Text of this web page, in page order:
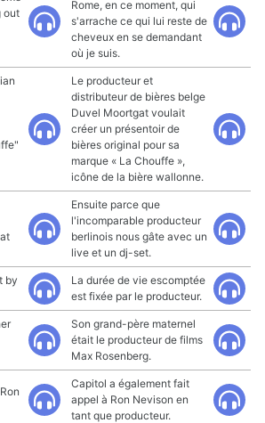
out
Rome, en ce moment, qui
s'arrache ce qui lui reste de
cheveux en se demandant
où je suis.
Le producteur et
distributeur de bières belge
Duvel Moortgat voulait
créer un présentoir de
bières original pour sa
marque « La Chouffe »,
icône de la bière wallonne.
Ensuite parce que
l'incomparable producteur
berlinois nous gâte avec un
live et un dj-set.
by
La durée de vie escomptée
est fixée par le producteur.
Son grand-père maternel
était le producteur de films
Max Rosenberg.
Capitol a également fait
appel à Ron Nevison en
tant que producteur.